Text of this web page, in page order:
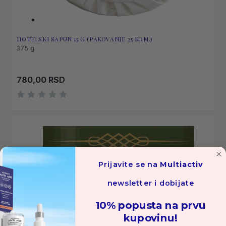
HOTELSKI SAPUN 15 G (PAKOVANJE 25 KOM.)
375 g
780,00 RSD
Prijavite se na Multiactiv
newsletter i dobijate
10% popusta na prvu
kupovinu!